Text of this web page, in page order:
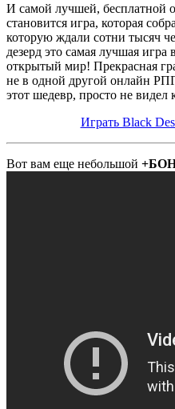
И самой лучшей, бесплатной
становится игра, которая
которую ждали сотни тысяч
дезерд это самая лучшая
открытый мир! Прекрасная
не в одной другой онлайн
этот шедевр, просто не
Играть Black
Вот вам еще небольшой